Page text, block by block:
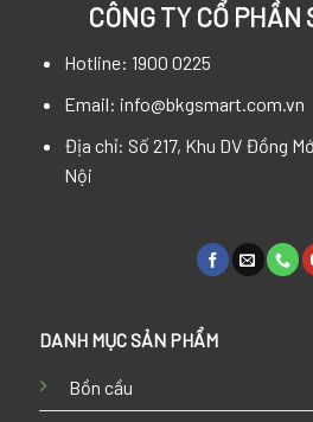
CÔNG TY CỔ PHẦN
Hotline: 1900 0225
Email: info@bkgsmart.com.vn
Địa chỉ: Số 217, Khu DV Đồng
Nội
DANH MỤC SẢN PHẨM
Bồn cầu